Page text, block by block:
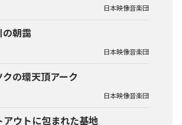
日本映像音楽団
の朝靄
日本映像音楽団
クの環天頂アーク
日本映像音楽団
アウトに包まれた基地